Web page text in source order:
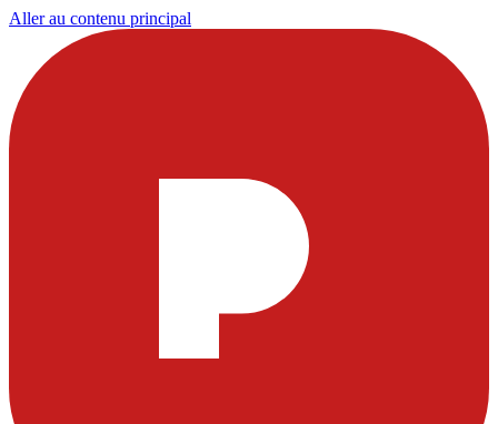
Aller au contenu principal